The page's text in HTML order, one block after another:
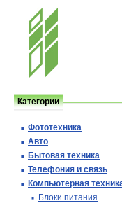
Категории
Фототехника
Авто
Бытовая техника
Телефония и cвязь
Компьютерная
Блоки питания